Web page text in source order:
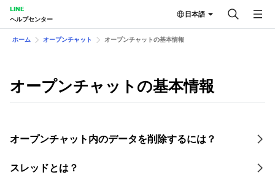
LINE
ヘルプセンター
日本語
ホーム オープンチャット オープンチャットの基本情報
オープンチャットの基本情報
オープンチャット内のデータを削除するには？
スレッドとは？